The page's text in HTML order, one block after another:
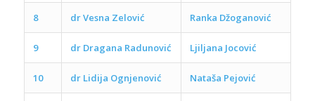
8 dr Vesna Zelović Ranka Džoganović
9 dr Dragana Radunović Ljiljana Jocović
10 dr Lidija Ognjenović Nataša Pejović